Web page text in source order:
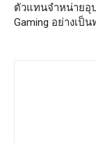
ตัวแทนจำหน่ายอุ
Gaming อย่างเป็น